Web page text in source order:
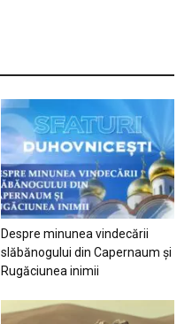
Despre minunea vindecării
slăbănogului din Capernaum și
Rugăciunea inimii